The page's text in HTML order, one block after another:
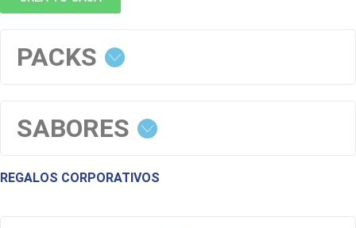
PACKS
SABORES
REGALOS CORPORATIVOS